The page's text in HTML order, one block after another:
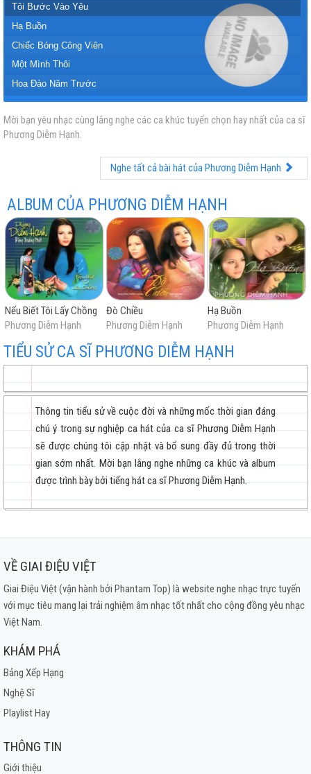
Play /
pause
<
previous
> nextmenu
Tôi Bước Vào Yêu
Hạ Buồn
Chiếc Bóng Công Viên
Một Mình Thôi
Hoa Đào Năm Trước
LK Kiếp Nghèo,Xin Thời Gian Qua Mau
Đêm Dài Chiến Tuyến
Hương Tình Cũ
Nếu Biết Tôi Lấy Chồng
Tình Hậu Phương
Tâm Sự Của Em
Chỉ Hai Đứa Mình Thôi Nhé
Xin Anh Giữ Trọn Tình Quê
Trước Giờ Tạm Biệt
Đò Chiều
Hai Đứa Giận Nhau
Tình Yêu Đơn Phương
Ru Nửa Vầng Trăng
Từ Khi Vắng Anh
Đò Tình Lỡ Chuyến
Ảo Ảnh
Điệu Lý Buồn
Bỏ Phố Lên Rừng
Hương Tình Cũ
Nỗi Buồn Gác Trọ
Một Người Đi
Trăng Tàn Trên Hè Phố
Mời bạn yêu nhạc cùng lắng nghe các ca khúc tuyển chọn hay nhất của ca sĩ
Phương Diễm Hạnh.
Nghe tất cả bài hát của Phương Diễm Hạnh
ALBUM CỦA PHƯƠNG DIỄM HẠNH
Nếu Biết Tôi Lấy Chồng
Phương Diễm Hạnh
Đò Chiều
Phương Diễm Hạnh
Hạ Buồn
Phương Diễm Hạnh
TIỂU SỬ CA SĨ PHƯƠNG DIỄM HẠNH
Thông tin tiểu sử về cuộc đời và những mốc thời gian đáng
chú ý trong sự nghiệp ca hát của ca sĩ Phương Diễm Hạnh
sẽ được chúng tôi cập nhật và bổ sung đầy đủ trong thời
gian sớm nhất. Mời bạn lắng nghe những ca khúc và album
được trình bày bởi tiếng hát ca sĩ Phương Diễm Hạnh.
VỀ GIAI ĐIỆU VIỆT
Giai Điệu Việt (vận hành bởi Phantam Top) là website nghe nhạc trực tuyến
với mục tiêu mang lại trải nghiệm âm nhạc tốt nhất cho cộng đồng yêu nhạc
Việt Nam.
KHÁM PHÁ
Bảng Xếp Hạng
Nghệ Sĩ
Playlist Hay
THÔNG TIN
Giới thiệu